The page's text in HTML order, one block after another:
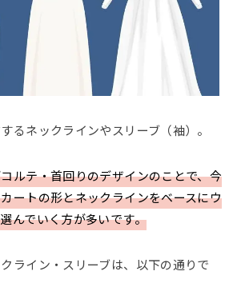
るネックラインやスリーブ（袖）。
ルテ・首回りのデザインのことで、今
ートの形とネックラインをベースにウ
んでいく方が多いです。
ライン・スリーブは、以下の通りで